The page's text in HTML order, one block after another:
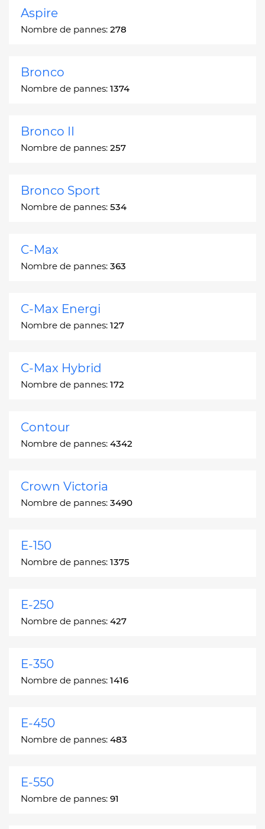
Aspire
Nombre de pannes: 278
Bronco
Nombre de pannes: 1374
Bronco II
Nombre de pannes: 257
Bronco Sport
Nombre de pannes: 534
C-Max
Nombre de pannes: 363
C-Max Energi
Nombre de pannes: 127
C-Max Hybrid
Nombre de pannes: 172
Contour
Nombre de pannes: 4342
Crown Victoria
Nombre de pannes: 3490
E-150
Nombre de pannes: 1375
E-250
Nombre de pannes: 427
E-350
Nombre de pannes: 1416
E-450
Nombre de pannes: 483
E-550
Nombre de pannes: 91